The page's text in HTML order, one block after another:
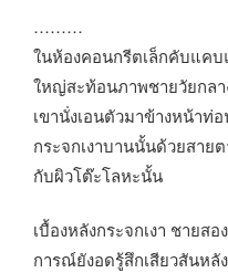
………
ในห้องคอนกรีตเล็กคับแคบ
ใหญ่สะท้อนภาพชายวัยกล
เขานั่งเอนตัวมาข้างหน้าท่
กระจกเงาบานนั้นด้วยสาย
กับผิวโต๊ะโลหะนั้น
เบื้องหลังกระจกเงา ชายส
การณ์ยังอดรู้สึกเสียวสันหลั